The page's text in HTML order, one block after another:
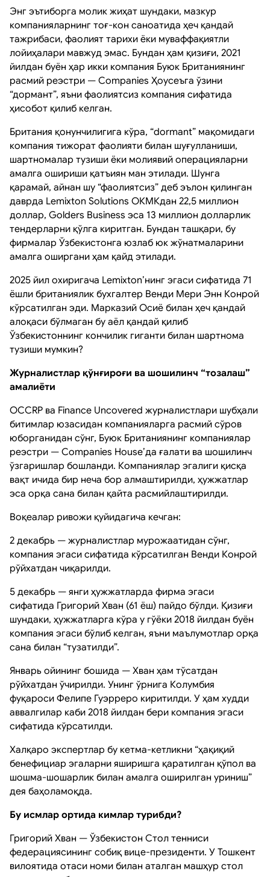
Энг эътиборга молик жиҳат шундаки, мазкур
компанияларнинг тоғ-кон саноатида ҳеч қандай
тажрибаси, фаолият тарихи ёки муваффақиятли
лойиҳалари мавжуд эмас. Бундан ҳам қизиғи, 2021
йилдан буён ҳар икки компания Буюк Британиянинг
расмий реэстри — Companies Ҳоусеъга ўзини
“дормант”, яъни фаолиятсиз компания сифатида
ҳисобот қилиб келган.
Британия қонунчилигига кўра, “dormant” мақомидаги
компания тижорат фаолияти билан шуғулланиши,
шартномалар тузиши ёки молиявий операцияларни
амалга ошириши қатъиян ман этилади. Шунга
қарамай, айнан шу “фаолиятсиз” деб эълон қилинган
даврда Lemixton Solutions ОКМКдан 22,5 миллион
доллар, Golders Business эса 13 миллион долларлик
тендерларни қўлга киритган. Бундан ташқари, бу
фирмалар Ўзбекистонга юзлаб юк жўнатмаларини
амалга оширгани ҳам қайд этилади.
2025 йил охиригача Lemixton’нинг эгаси сифатида 71
ёшли британиялик бухгалтер Венди Мери Энн Конрой
кўрсатилган эди. Марказий Осиё билан ҳеч қандай
алоқаси бўлмаган бу аёл қандай қилиб
Ўзбекистоннинг кончилик гиганти билан шартнома
тузиши мумкин?
Журналистлар қўнғироғи ва шошилинч “тозалаш”
амалиёти
OCCRP ва Finance Uncovered журналистлари шубҳали
битимлар юзасидан компанияларга расмий сўров
юборганидан сўнг, Буюк Британиянинг компаниялар
реэстри — Companies House’да ғалати ва шошилинч
ўзгаришлар бошланди. Компаниялар эгалиги қисқа
вақт ичида бир неча бор алмаштирилди, ҳужжатлар
эса орқа сана билан қайта расмийлаштирилди.
Воқеалар ривожи қуйидагича кечган:
2 декабрь — журналистлар мурожаатидан сўнг,
компания эгаси сифатида кўрсатилган Венди Конрой
рўйхатдан чиқарилди.
5 декабрь — янги ҳужжатларда фирма эгаси
сифатида Григорий Хван (61 ёш) пайдо бўлди. Қизиғи
шундаки, ҳужжатларга кўра у гўёки 2018 йилдан буён
компания эгаси бўлиб келган, яъни маълумотлар орқа
сана билан “тузатилди”.
Январь ойининг бошида — Хван ҳам тўсатдан
рўйхатдан ўчирилди. Унинг ўрнига Колумбия
фуқароси Фелипе Гуэрреро киритилди. У ҳам худди
аввалгилар каби 2018 йилдан бери компания эгаси
сифатида кўрсатилди.
Халқаро экспертлар бу кетма-кетликни “ҳақиқий
бенефициар эгаларни яширишга қаратилган қўпол ва
шошма-шошарлик билан амалга оширилган уриниш”
дея баҳоламоқда.
Бу исмлар ортида кимлар турибди?
Григорий Хван — Ўзбекистон Стол тенниси
федерациясининг собиқ вице-президенти. У Тошкент
вилоятида отаси номи билан аталган машҳур стол